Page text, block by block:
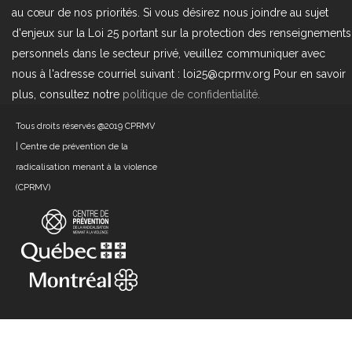
au cœur de nos priorités. Si vous désirez nous joindre au sujet
d'enjeux sur la Loi 25 portant sur la protection des renseignements
personnels dans le secteur privé, veuillez communiquer avec
nous à l'adresse courriel suivant : loi25@cprmv.org Pour en savoir
plus, consultez notre politique de confidentialité.
Tous droits réservés @2019 CPRMV
| Centre de prévention de la
radicalisation menant à la violence
(CPRMV)